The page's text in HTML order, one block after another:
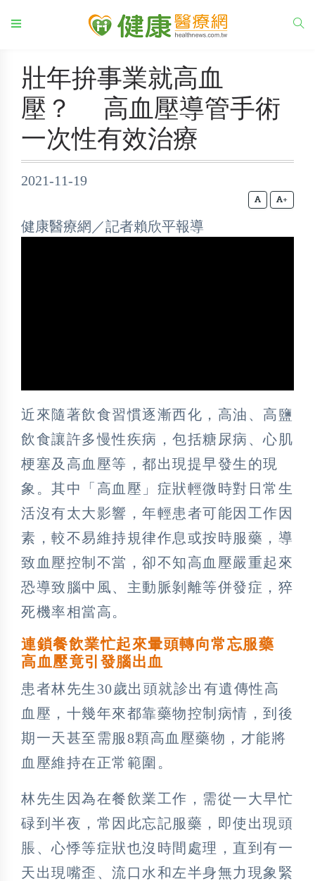
壯年拚事業就高血
壓？ 高血壓導管手術
一次性有效治療
2021-11-19
+
健康醫療網／記者賴欣平報導
近來隨著飲食習慣逐漸西化，高油、高鹽
飲食讓許多慢性疾病，包括糖尿病、心肌
梗塞及高血壓等，都出現提早發生的現
象。其中「高血壓」症狀輕微時對日常生
活沒有太大影響，年輕患者可能因工作因
素，較不易維持規律作息或按時服藥，導
致血壓控制不當，卻不知高血壓嚴重起來
恐導致腦中風、主動脈剝離等併發症，猝
死機率相當高。
連鎖餐飲業忙起來暈頭轉向常忘服藥
高血壓竟引發腦出血
患者林先生30歲出頭就診出有遺傳性高
血壓，十幾年來都靠藥物控制病情，到後
期一天甚至需服8顆高血壓藥物，才能將
血壓維持在正常範圍。
林先生因為在餐飲業工作，需從一大早忙
碌到半夜，常因此忘記服藥，即使出現頭
脹、心悸等症狀也沒時間處理，直到有一
天出現嘴歪、流口水和左半身無力現象緊